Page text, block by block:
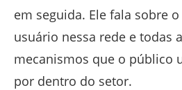
em seguida. Ele fala sobre
usuário nessa rede e todas
mecanismos que o público
por dentro do setor.